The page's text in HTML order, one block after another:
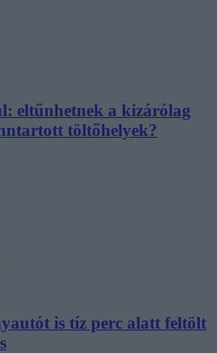
eltűnhetnek a kizárólag
töltőhelyek?
is tíz perc alatt feltölt